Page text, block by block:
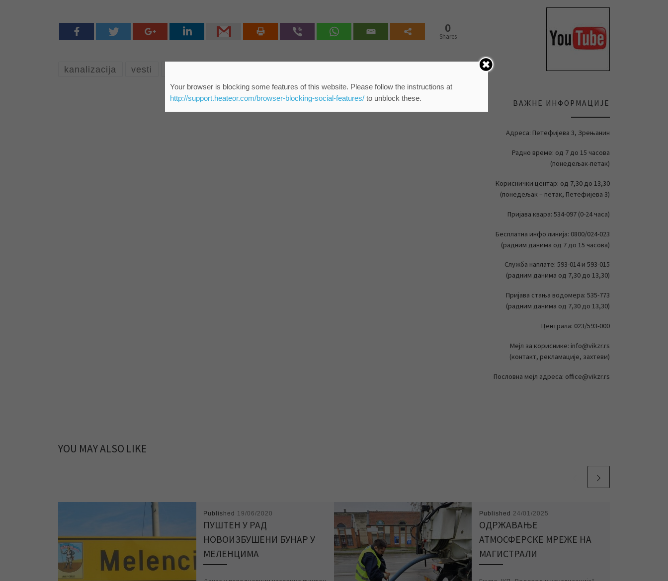
0
Shares
kanalizacija vesti
YOU MAY ALSO LIKE
Published 19/06/2020
ПУШТЕН У РАД
НОВОИЗБУШЕНИ БУНАР У
МЕЛЕНЦИМА
Published 24/01/2025
ОДРЖАВАЊЕ
АТМОСФЕРСКЕ МРЕЖЕ НА
МАГИСТРАЛИ
ВАЖНЕ ИНФОРМАЦИЈЕ
Адреса: Петефијева 3, Зрењанин
Радно време: од 7 до 15 часова
(понедељак-петак)
Кориснички центар: од 7,30 до 13,30
(понедељак – петак, Петефијева 3)
Пријава квара: 534-097 (0-24 часа)
Бесплатна инфо линија: 0800/024-023
(радним данима од 7 до 15 часова)
Служба наплате: 593-014 и 593-015
(радним данима од 7,30 до 13,30)
Пријава стања водомера: 535-773
(радним данима од 7,30 до 13,30)
Централа: 023/593-000
Мејл за кориснике: info@vikzr.rs
(контакт, рекламације, захтеви)
Пословна мејл адреса: office@vikzr.rs
Your browser is blocking some features of this website. Please follow the instructions at
http://support.heateor.com/browser-blocking-social-features/to unblock these.